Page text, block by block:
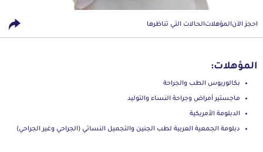
احجز الآنالمؤهلاتالحالات التي تناظرها
المؤهلات:
بكالوريوس الطب والجراحة
ماجستير أمراض وجراحة النساء والتوليد
الدبلومة الأمريكية
دبلومة الجمعية العربية لطب الجنين والتجميل النسائي (الجراحي وغير الجراحي)